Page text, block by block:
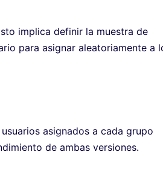
implica definir la muestra de
para asignar aleatoriamente a
asignados a cada grupo
de ambas versiones.